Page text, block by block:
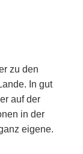
zu den
In gut
auf der
in der
eigene.